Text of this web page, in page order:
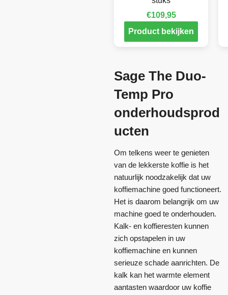
€109,95
Product bekijken
Sage The Duo-
Temp Pro
onderhoudsprod
ucten
Om telkens weer te genieten
van de lekkerste koffie is het
natuurlijk noodzakelijk dat uw
koffiemachine goed functioneert.
Het is daarom belangrijk om uw
machine goed te onderhouden.
Kalk- en koffieresten kunnen
zich opstapelen in uw
koffiemachine en kunnen
serieuze schade aanrichten. De
kalk kan het warmte element
aantasten waardoor uw koffie